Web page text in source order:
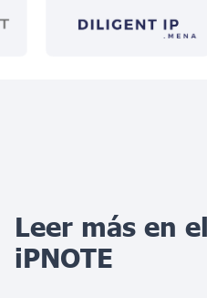
Leer más en
iPNOTE